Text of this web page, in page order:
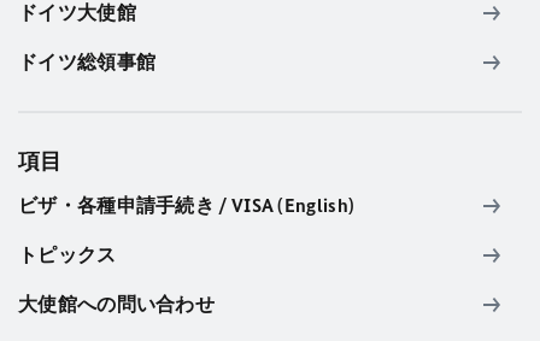
ドイツ大使館
ドイツ総領事館
項目
ビザ・各種申請手続き / VISA (English)
トピックス
大使館への問い合わせ